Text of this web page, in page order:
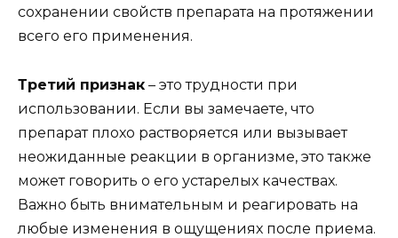
сохранении свойств препарата на протяжении
всего его применения.
Третий признак – это трудности при
использовании. Если вы замечаете, что
препарат плохо растворяется или вызывает
неожиданные реакции в организме, это также
может говорить о его устарелых качествах.
Важно быть внимательным и реагировать на
любые изменения в ощущениях после приема.